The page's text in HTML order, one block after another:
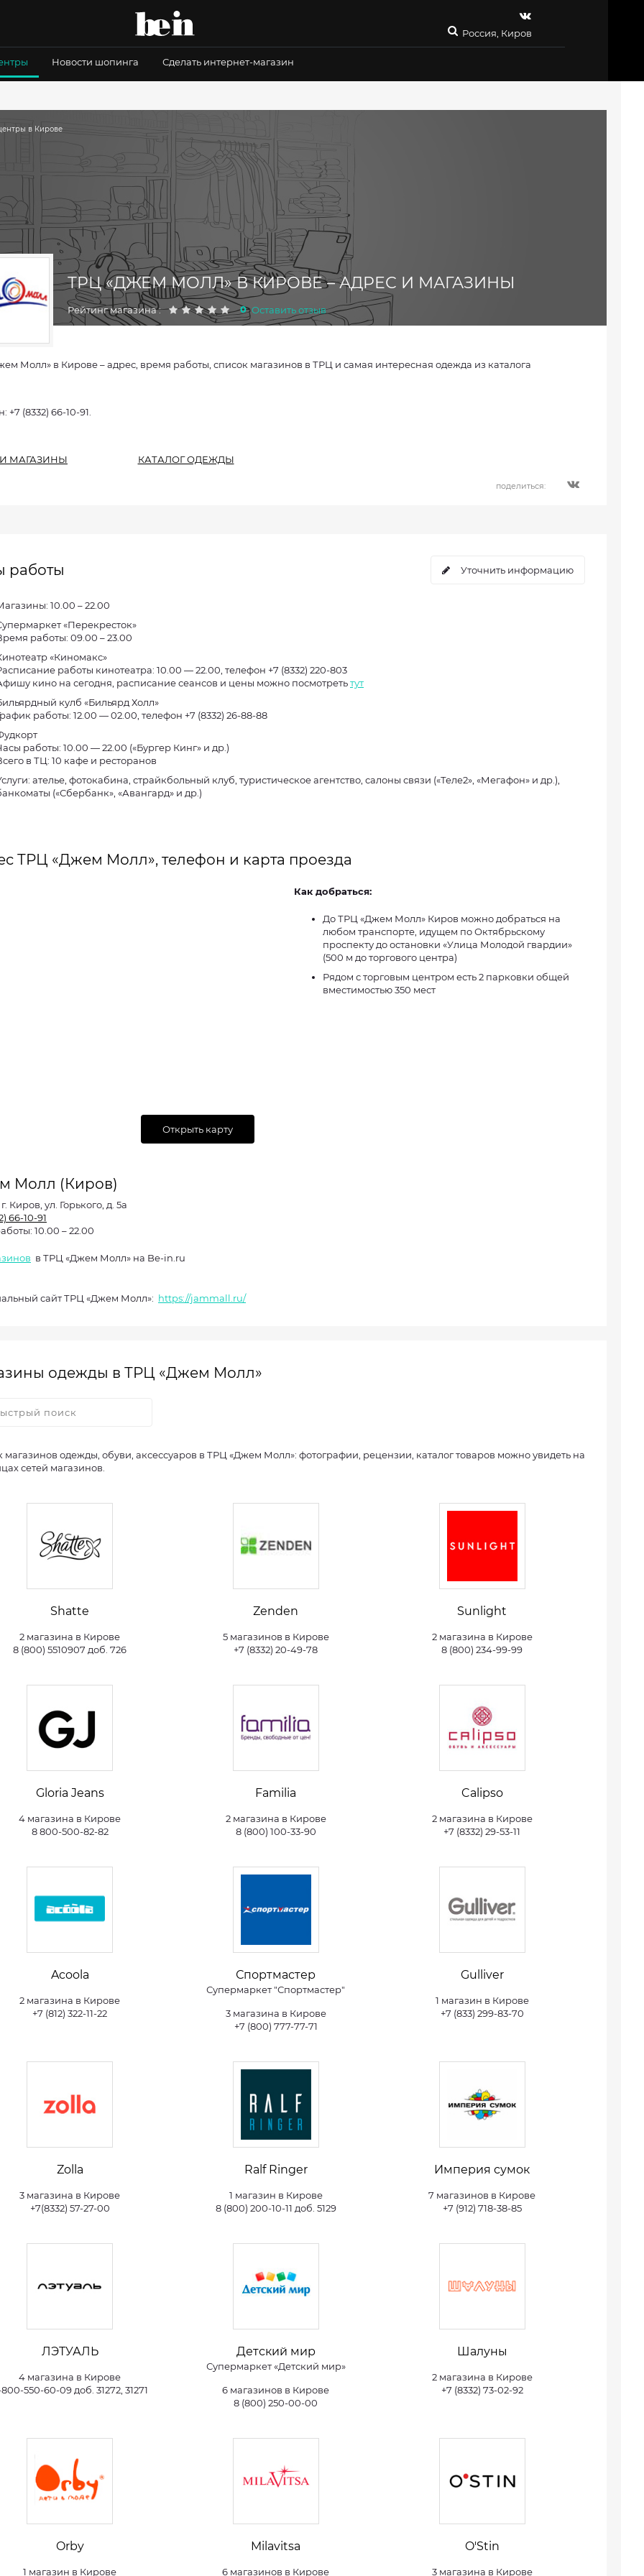
Россия, Киров
Новости шопинга Сделать интернет-магазин
в Кирове
ТРЦ «ДЖЕМ МОЛЛ» В КИРОВЕ – АДРЕС И МАГАЗИНЫ
Рейтинг магазина : 0 Оставить отзыв
Молл» в Кирове – адрес, время работы, список магазинов в ТРЦ и самая интересная одежда из каталога
+7 (8332) 66-10-91.
МАГАЗИНЫ КАТАЛОГ ОДЕЖДЫ
поделиться:
работы Уточнить информацию
10.00 – 22.00
«Перекресток»
работы: 09.00 – 23.00
«Киномакс»
работы кинотеатра: 10.00 — 22.00, телефон +7 (8332) 220-803
кино на сегодня, расписание сеансов и цены можно посмотретьтут
кулб «Бильярд Холл»
работы: 12.00 — 02.00, телефон +7 (8332) 26-88-88
работы: 10.00 — 22.00 («Бургер Кинг» и др.)
в ТЦ: 10 кафе и ресторанов
ателье, фотокабина, страйкбольный клуб, туристическое агентство, салоны связи («Теле2», «Мегафон» и др.),
(«Сбербанк», «Авангард» и др.)
ТРЦ «Джем Молл», телефон и карта проезда
Открыть карту
Как добраться:
До ТРЦ «Джем Молл» Киров можно добраться на
любом транспорте, идущем по Октябрьскому
проспекту до остановки «Улица Молодой гвардии»
(500 м до торгового центра)
Рядом с торговым центром есть 2 парковки общей
вместимостью 350 мест
Молл (Киров)
г. Киров, ул. Горького, д. 5а
66-10-91
10.00 – 22.00
в ТРЦ «Джем Молл» на Be-in.ru
сайт ТРЦ «Джем Молл»: https://jammall.ru/
одежды в ТРЦ «Джем Молл»
магазинов одежды, обуви, аксессуаров в ТРЦ «Джем Молл»: фотографии, рецензии, каталог товаров можно увидеть на
сетей магазинов.
Shatte
2 магазина в Кирове
8 (800) 5510907 доб. 726
Zenden
5 магазинов в Кирове
+7 (8332) 20-49-78
Sunlight
2 магазина в Кирове
8 (800) 234-99-99
Gloria Jeans
4 магазина в Кирове
8 800-500-82-82
Familia
2 магазина в Кирове
8 (800) 100-33-90
Calipso
2 магазина в Кирове
+7 (8332) 29-53-11
Acoola
2 магазина в Кирове
+7 (812) 322-11-22
Спортмастер
Супермаркет "Спортмастер"
3 магазина в Кирове
+7 (800) 777-77-71
Gulliver
1 магазин в Кирове
+7 (833) 299-83-70
Zolla
3 магазина в Кирове
+7(8332) 57-27-00
Ralf Ringer
1 магазин в Кирове
8 (800) 200-10-11 доб. 5129
Империя сумок
7 магазинов в Кирове
+7 (912) 718-38-85
ЛЭТУАЛЬ
4 магазина в Кирове
550-60-09 доб. 31272, 31271
Детский мир
Супермаркет «Детский мир»
6 магазинов в Кирове
8 (800) 250-00-00
Шалуны
2 магазина в Кирове
+7 (8332) 73-02-92
Orby
1 магазин в Кирове
Milavitsa
6 магазинов в Кирове
O'Stin
3 магазина в Кирове